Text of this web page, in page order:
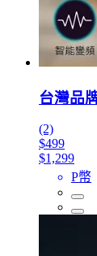
台灣品
(2)
$499
$1,299
P幣